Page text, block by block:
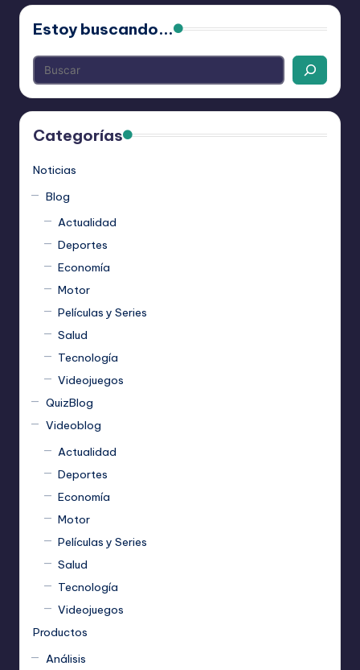
Estoy buscando...
Categorías
Noticias
Blog
Actualidad
Deportes
Economía
Motor
Películas y Series
Salud
Tecnología
Videojuegos
QuizBlog
Videoblog
Actualidad
Deportes
Economía
Motor
Películas y Series
Salud
Tecnología
Videojuegos
Productos
Análisis